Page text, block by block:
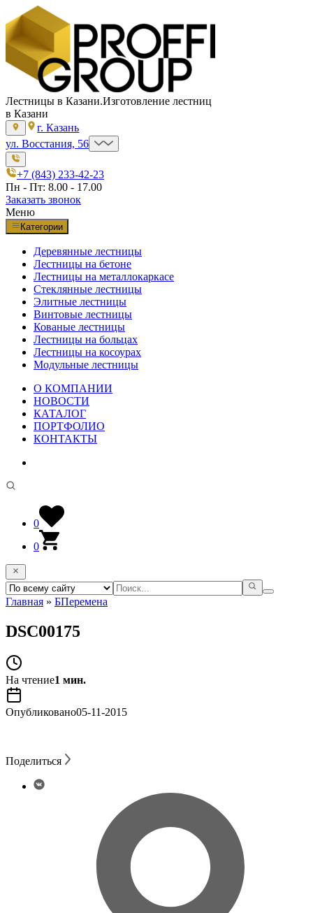
Лестницы в Казани.Изготовление лестниц
в Казани
г. Казань
ул. Восстания, 56
+7 (843) 233-42-23
Пн - Пт: 8.00 - 17.00
Заказать звонок
Меню
Категории
Деревянные лестницы
Лестницы на бетоне
Лестницы на металлокаркасе
Стеклянные лестницы
Элитные лестницы
Винтовые лестницы
Кованые лестницы
Лестницы на больцах
Лестницы на косоурах
Модульные лестницы
О КОМПАНИИ
НОВОСТИ
КАТАЛОГ
ПОРТФОЛИО
КОНТАКТЫ
0
0
Главная » БПеремена
DSC00175
На чтение1 мин.
Опубликовано05-11-2015
Поделиться